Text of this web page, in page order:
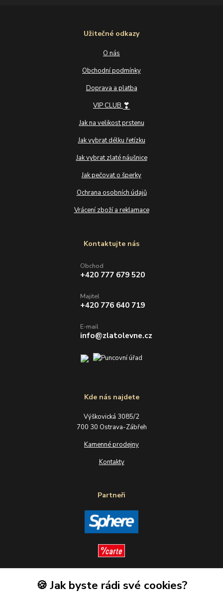
Užitečné odkazy
O nás
Obchodní podmínky
Doprava a platba
VIP CLUB ❣
Jak na velikost prstenu
Jak vybrat délku řetízku
Jak vybrat zlaté náušnice
Jak pečovat o šperky
Ochrana osobních údajů
Vrácení zboží a reklamace
Kde nás najdete
Výškovická 3085/2
700 30 Ostrava-Zábřeh
Kamenné prodejny
Kontakty
Partneři
Sledujte nás
Kontaktujte nás
Obchod
+420 777 679 520
Majitel
+420 776 640 719
E-mail
info@zlatolevne.cz
🍪 Jak byste rádi své cookies?